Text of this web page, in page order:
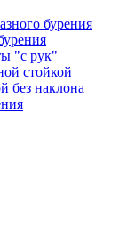
бурения
"с рук"
стойкой
без наклона